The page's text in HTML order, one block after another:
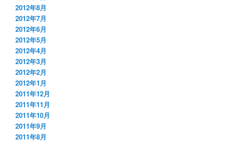
2012年8月
2012年7月
2012年6月
2012年5月
2012年4月
2012年3月
2012年2月
2012年1月
2011年12月
2011年11月
2011年10月
2011年9月
2011年8月